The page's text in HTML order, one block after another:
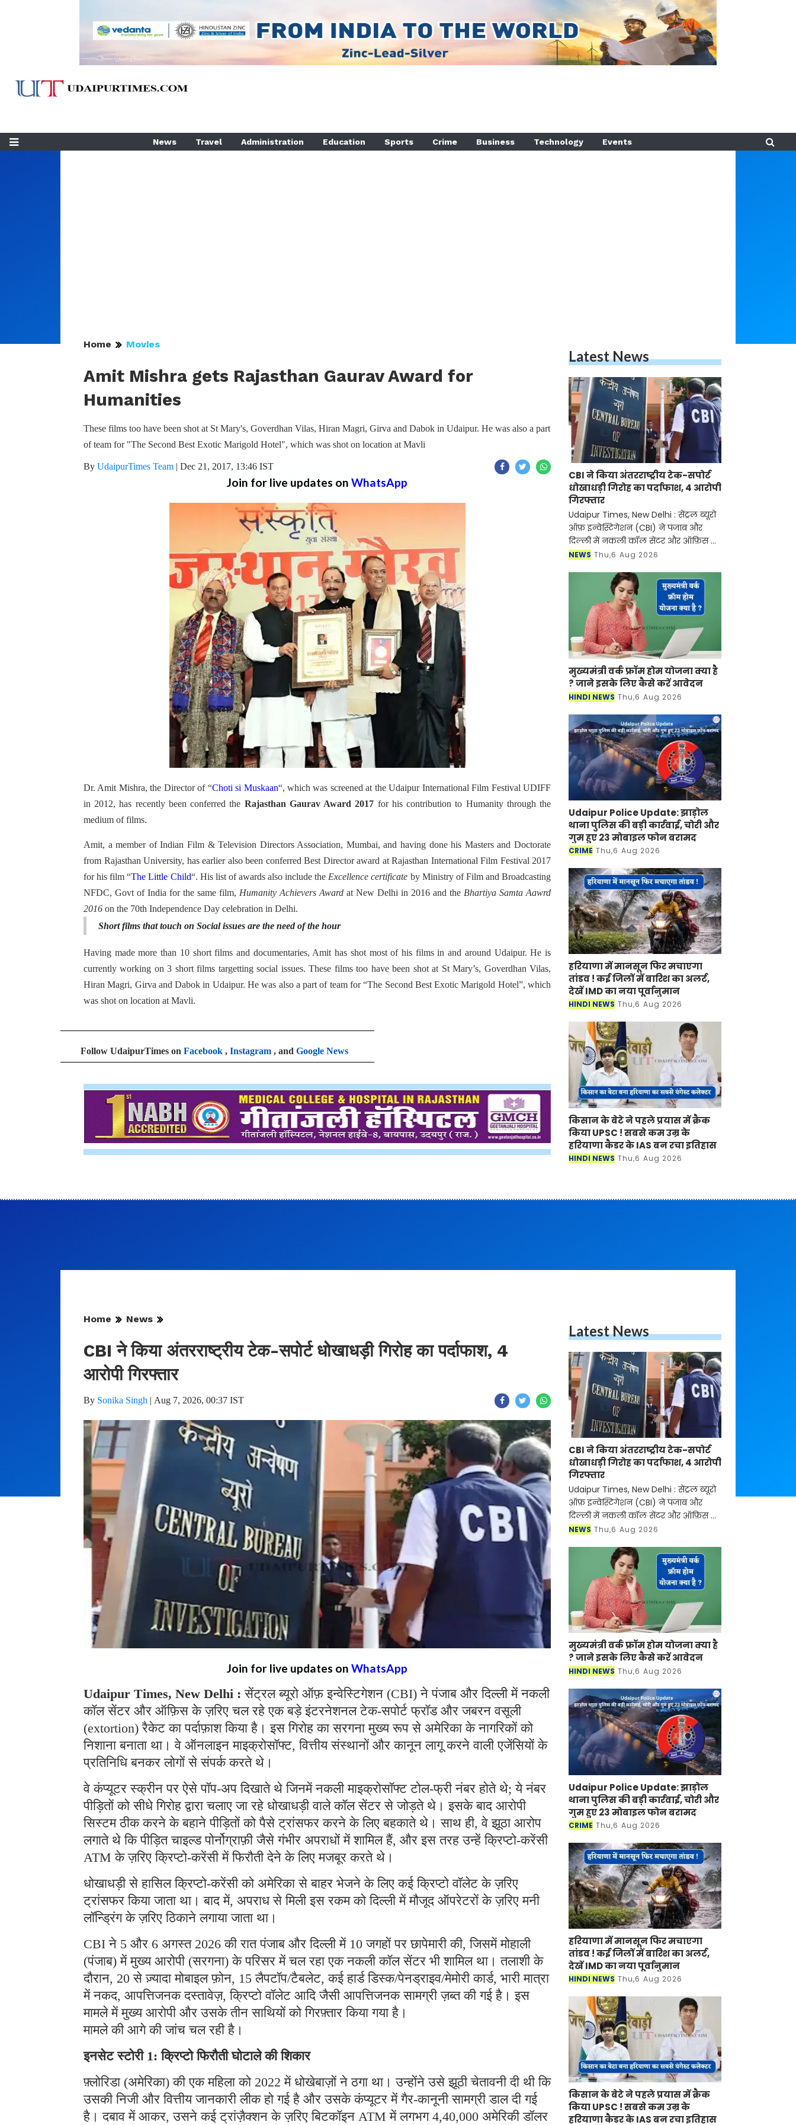
News Travel Administration Education Sports Crime Business Technology Events
Home Movies
Amit Mishra gets Rajasthan Gaurav Award for
Humanities
These films too have been shot at St Mary's, Goverdhan Vilas, Hiran Magri, Girva and Dabok in Udaipur. He was also a part
of team for "The Second Best Exotic Marigold Hotel", which was shot on location at Mavli
By UdaipurTimes Team | Dec 21, 2017, 13:46 IST
Join for live updates on WhatsApp
Dr. Amit Mishra, the Director of “Choti si Muskaan“, which was screened at the Udaipur International Film Festival UDIFF
in 2012, has recently been conferred the Rajasthan Gaurav Award 2017 for his contribution to Humanity through the
medium of films.
Amit, a member of Indian Film & Television Directors Association, Mumbai, and having done his Masters and Doctorate
from Rajasthan University, has earlier also been conferred Best Director award at Rajasthan International Film Festival 2017
for his film “The Little Child“. His list of awards also include the Excellence certificate by Ministry of Film and Broadcasting
NFDC, Govt of India for the same film, Humanity Achievers Award at New Delhi in 2016 and the Bhartiya Samta Aawrd
2016 on the 70th Independence Day celebration in Delhi.
Short films that touch on Social issues are the need of the hour
Having made more than 10 short films and documentaries, Amit has shot most of his films in and around Udaipur. He is
currently working on 3 short films targetting social issues. These films too have been shot at St Mary’s, Goverdhan Vilas,
Hiran Magri, Girva and Dabok in Udaipur. He was also a part of team for “The Second Best Exotic Marigold Hotel”, which
was shot on location at Mavli.
Follow UdaipurTimes on Facebook , Instagram , and Google News
Latest News
CBI ने किया अंतरराष्ट्रीय टेक-सपोर्ट
धोखाधड़ी गिरोह का पर्दाफाश, 4 आरोपी
गिरफ्तार
Udaipur Times, New Delhi : सेंट्रल ब्यूरो
ऑफ़ इन्वेस्टिगेशन (CBI) ने पंजाब और
दिल्ली में नकली कॉल सेंटर और ऑफ़िस के
ज़रिए चल रहे एक बड़े इंटरनेशनल टेक-
NEWS Thu,6 Aug 2026
मुख्यमंत्री वर्क फ्रॉम होम योजना क्या है
? जाने इसके लिए कैसे करें आवेदन
HINDI NEWS Thu,6 Aug 2026
Udaipur Police Update: झाड़ोल
थाना पुलिस की बड़ी कार्रवाई, चोरी और
गुम हुए 23 मोबाइल फोन बरामद
CRIME Thu,6 Aug 2026
हरियाणा में मानसून फिर मचाएगा
तांडव ! कई जिलों में बारिश का अलर्ट,
देखें IMD का नया पूर्वानुमान
HINDI NEWS Thu,6 Aug 2026
किसान के बेटे ने पहले प्रयास में क्रैक
किया UPSC ! सबसे कम उम्र के
हरियाणा कैडर के IAS बन रचा इतिहास
HINDI NEWS Thu,6 Aug 2026
Home News
CBI ने किया अंतरराष्ट्रीय टेक-सपोर्ट धोखाधड़ी गिरोह का पर्दाफाश, 4
आरोपी गिरफ्तार
By Sonika Singh | Aug 7, 2026, 00:37 IST
Join for live updates on WhatsApp
Udaipur Times, New Delhi :सेंट्रल ब्यूरो ऑफ़ इन्वेस्टिगेशन (CBI) ने पंजाब और दिल्ली में नकली
कॉल सेंटर और ऑफ़िस के ज़रिए चल रहे एक बड़े इंटरनेशनल टेक-सपोर्ट फ्रॉड और जबरन वसूली
(extortion) रैकेट का पर्दाफ़ाश किया है। इस गिरोह का सरगना मुख्य रूप से अमेरिका के नागरिकों को
निशाना बनाता था। वे ऑनलाइन माइक्रोसॉफ्ट, वित्तीय संस्थानों और कानून लागू करने वाली एजेंसियों के
प्रतिनिधि बनकर लोगों से संपर्क करते थे।
वे कंप्यूटर स्क्रीन पर ऐसे पॉप-अप दिखाते थे जिनमें नकली माइक्रोसॉफ्ट टोल-फ्री नंबर होते थे; ये नंबर
पीड़ितों को सीधे गिरोह द्वारा चलाए जा रहे धोखाधड़ी वाले कॉल सेंटर से जोड़ते थे। इसके बाद आरोपी
सिस्टम ठीक करने के बहाने पीड़ितों को पैसे ट्रांसफर करने के लिए बहकाते थे। साथ ही, वे झूठा आरोप
लगाते थे कि पीड़ित चाइल्ड पोर्नोग्राफ़ी जैसे गंभीर अपराधों में शामिल हैं, और इस तरह उन्हें क्रिप्टो-करेंसी
ATM के ज़रिए क्रिप्टो-करेंसी में फिरौती देने के लिए मजबूर करते थे।
धोखाधड़ी से हासिल क्रिप्टो-करेंसी को अमेरिका से बाहर भेजने के लिए कई क्रिप्टो वॉलेट के ज़रिए
ट्रांसफर किया जाता था। बाद में, अपराध से मिली इस रकम को दिल्ली में मौजूद ऑपरेटरों के ज़रिए मनी
लॉन्ड्रिंग के ज़रिए ठिकाने लगाया जाता था।
CBI ने 5 और 6 अगस्त 2026 की रात पंजाब और दिल्ली में 10 जगहों पर छापेमारी की, जिसमें मोहाली
(पंजाब) में मुख्य आरोपी (सरगना) के परिसर में चल रहा एक नकली कॉल सेंटर भी शामिल था। तलाशी के
दौरान, 20 से ज़्यादा मोबाइल फ़ोन, 15 लैपटॉप/टैबलेट, कई हार्ड डिस्क/पेनड्राइव/मेमोरी कार्ड, भारी मात्रा
में नकद, आपत्तिजनक दस्तावेज़, क्रिप्टो वॉलेट आदि जैसी आपत्तिजनक सामग्री ज़ब्त की गई है। इस
मामले में मुख्य आरोपी और उसके तीन साथियों को गिरफ़्तार किया गया है।
मामले की आगे की जांच चल रही है।
इनसेट स्टोरी 1: क्रिप्टो फिरौती घोटाले की शिकार
फ़्लोरिडा (अमेरिका) की एक महिला को 2022 में धोखेबाज़ों ने ठगा था। उन्होंने उसे झूठी चेतावनी दी थी कि
उसकी निजी और वित्तीय जानकारी लीक हो गई है और उसके कंप्यूटर में गैर-कानूनी सामग्री डाल दी गई
है। दबाव में आकर, उसने कई ट्रांज़ैक्शन के ज़रिए बिटकॉइन ATM में लगभग 4,40,000 अमेरिकी डॉलर
Latest News
CBI ने किया अंतरराष्ट्रीय टेक-सपोर्ट
धोखाधड़ी गिरोह का पर्दाफाश, 4 आरोपी
गिरफ्तार
Udaipur Times, New Delhi : सेंट्रल ब्यूरो
ऑफ़ इन्वेस्टिगेशन (CBI) ने पंजाब और
दिल्ली में नकली कॉल सेंटर और ऑफ़िस के
ज़रिए चल रहे एक बड़े इंटरनेशनल टेक-
NEWS Thu,6 Aug 2026
मुख्यमंत्री वर्क फ्रॉम होम योजना क्या है
? जाने इसके लिए कैसे करें आवेदन
HINDI NEWS Thu,6 Aug 2026
Udaipur Police Update: झाड़ोल
थाना पुलिस की बड़ी कार्रवाई, चोरी और
गुम हुए 23 मोबाइल फोन बरामद
CRIME Thu,6 Aug 2026
हरियाणा में मानसून फिर मचाएगा
तांडव ! कई जिलों में बारिश का अलर्ट,
देखें IMD का नया पूर्वानुमान
HINDI NEWS Thu,6 Aug 2026
किसान के बेटे ने पहले प्रयास में क्रैक
किया UPSC ! सबसे कम उम्र के
हरियाणा कैडर के IAS बन रचा इतिहास